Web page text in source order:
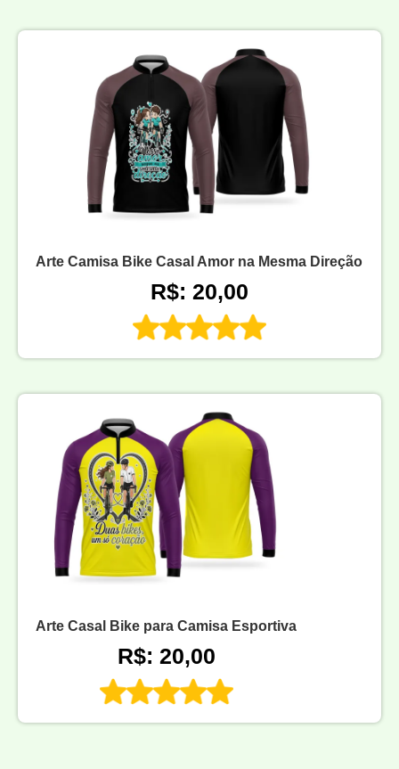
Arte Camisa Bike Casal Amor na Mesma Direção
R$: 20,00
Arte Casal Bike para Camisa Esportiva
R$: 20,00